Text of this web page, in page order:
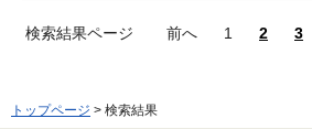
検索結果ページ 前へ 1 2 3
トップページ > 検索結果